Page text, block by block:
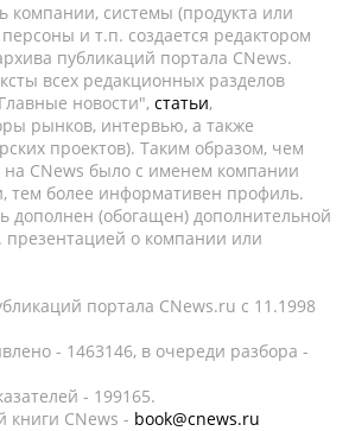
системы (продукта или
персоны и т.п. создается редактором
публикаций портала CNews.
всех редакционных разделов
новости", статьи,
рынков, интервью, а также
проектов). Таким образом, чем
CNews было с именем компании
тем более информативен профиль.
дополнен (обогащен) дополнительной
о компании или
портала CNews.ru c 11.1998
- 1463146, в очереди разбора -
- 199165.
книги CNews - book@cnews.ru